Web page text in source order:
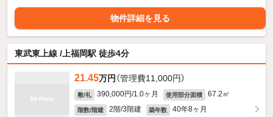
物件詳細を見る
東武東上線 /上福岡駅 徒歩4分
21.45万円 （管理費11,000円）
敷/礼 390,000円/1.0ヶ月 使用部分面積 67.2㎡
階数/階建 2階/3階建 築年数 40年8ヶ月